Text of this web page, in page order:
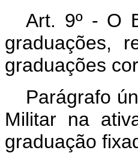
Art. 9º - O
graduações,
graduações
Parágrafo
Militar na
graduação